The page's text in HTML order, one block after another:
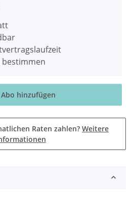
hinzufügen
Raten zahlen? Weitere